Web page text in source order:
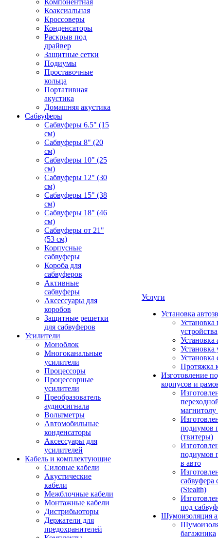
Компонентная
Коаксиальная
Кроссоверы
Конденсаторы
Раскрыв под
драйвер
Защитные сетки
Подиумы
Проставочные
кольца
Портативная
акустика
Домашняя акустика
Сабвуферы
Сабвуферы 6.5" (15
см)
Сабвуферы 8" (20
см)
Сабвуферы 10" (25
см)
Сабвуферы 12" (30
см)
Сабвуферы 15" (38
см)
Сабвуферы 18" (46
см)
Сабвуферы от 21"
(53 см)
Корпусные
сабвуферы
Короба для
сабвуферов
Активные
сабвуферы
Аксессуары для
коробов
Защитные решетки
для сабвуферов
Усилители
Моноблок
Многоканальные
усилители
Процессоры
Процессорные
усилители
Преобразователь
аудиосигнала
Вольтметры
Автомобильные
конденсаторы
Аксессуары для
усилителей
Кабель и комплектующие
Силовые кабели
Акустические
кабели
Межблочные кабели
Монтажные кабели
Дистрибьюторы
Держатели для
предохранителей
Услуги
Установка
Установка
устройства
Установка
Установка
Установка
Протяжка
Изготовление
корпусов и
подиумов
(твитеры)
подиумов
в авто
сабвуфера
(Stealth)
под
Шумоизоляция
багажника